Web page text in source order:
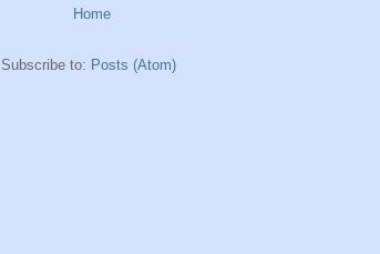
Home
Subscribe to: Posts (Atom)